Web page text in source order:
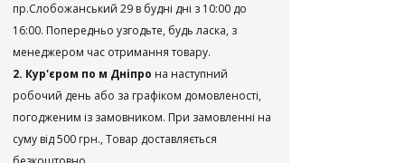
пр.Слобожанський 29 в будні дні з 10:00 до
16:00. Попередньо узгодьте, будь ласка, з
менеджером час отримання товару.
2. Кур'єром по м Дніпро на наступний
робочий день або за графіком домовленості,
погодженим із замовником. При замовленні на
суму від 500 грн., Товар доставляється